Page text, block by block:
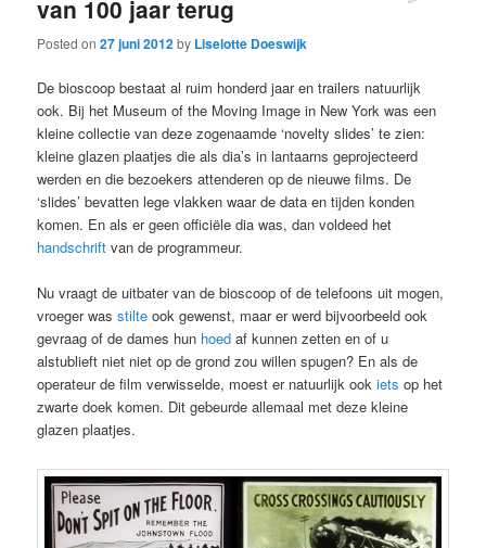
van 100 jaar terug
Posted on27 juni 2012by Liselotte Doeswijk
De bioscoop bestaat al ruim honderd jaar en trailers natuurlijk
ook. Bij het Museum of the Moving Image in New York was een
kleine collectie van deze zogenaamde ‘novelty slides’ te zien:
kleine glazen plaatjes die als dia’s in lantaarns geprojecteerd
werden en die bezoekers attenderen op de nieuwe films. De
‘slides’ bevatten lege vlakken waar de data en tijden konden
komen. En als er geen officiële dia was, dan voldeed het
handschrift van de programmeur.
Nu vraagt de uitbater van de bioscoop of de telefoons uit mogen,
vroeger wasstilte ook gewenst, maar er werd bijvoorbeeld ook
gevraag of de dames hun hoed af kunnen zetten en of u
alstublieft niet niet op de grond zou willen spugen? En als de
operateur de film verwisselde, moest er natuurlijk ookiets op het
zwarte doek komen. Dit gebeurde allemaal met deze kleine
glazen plaatjes.